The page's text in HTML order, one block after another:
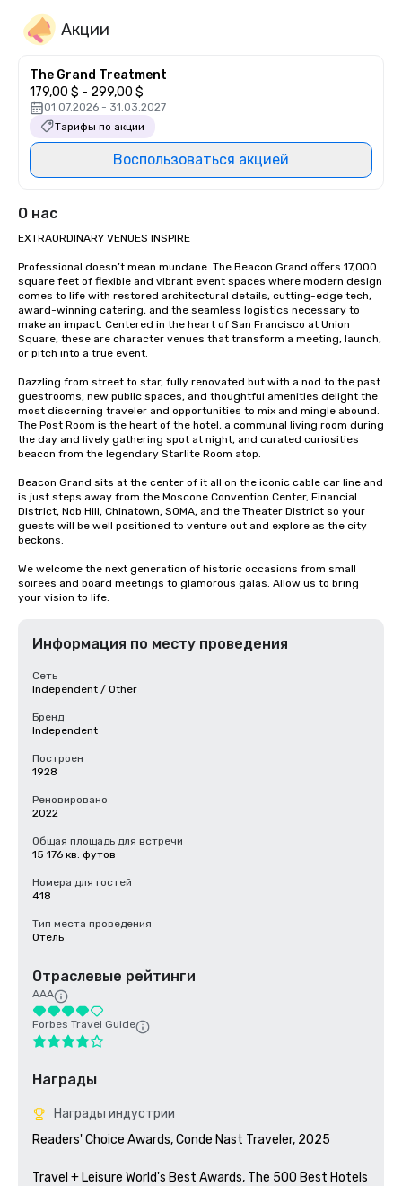
Акции
The Grand Treatment
179,00 $ - 299,00 $
01.07.2026 - 31.03.2027
Тарифы по акции
Воспользоваться акцией
О нас
EXTRAORDINARY VENUES INSPIRE
Professional doesn’t mean mundane. The Beacon Grand offers 17,000
square feet of flexible and vibrant event spaces where modern design
comes to life with restored architectural details, cutting-edge tech,
award-winning catering, and the seamless logistics necessary to
make an impact. Centered in the heart of San Francisco at Union
Square, these are character venues that transform a meeting, launch,
or pitch into a true event.
Dazzling from street to star, fully renovated but with a nod to the past
guestrooms, new public spaces, and thoughtful amenities delight the
most discerning traveler and opportunities to mix and mingle abound.
The Post Room is the heart of the hotel, a communal living room during
the day and lively gathering spot at night, and curated curiosities
beacon from the legendary Starlite Room atop.
Beacon Grand sits at the center of it all on the iconic cable car line and
is just steps away from the Moscone Convention Center, Financial
District, Nob Hill, Chinatown, SOMA, and the Theater District so your
guests will be well positioned to venture out and explore as the city
beckons.
We welcome the next generation of historic occasions from small
soirees and board meetings to glamorous galas. Allow us to bring
your vision to life.
Информация по месту проведения
Сеть
Independent / Other
Бренд
Independent
Построен
1928
Реновировано
2022
Общая площадь для встречи
15 176 кв. футов
Номера для гостей
418
Тип места проведения
Отель
Отраслевые рейтинги
AAA
Forbes Travel Guide
Награды
Награды индустрии
Readers' Choice Awards, Conde Nast Traveler, 2025
Travel + Leisure World's Best Awards, The 500 Best Hotels